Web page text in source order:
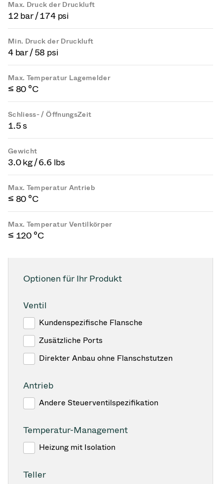
Max. Druck der Druckluft
12 bar / 174 psi
Min. Druck der Druckluft
4 bar / 58 psi
Max. Temperatur Lagemelder
≤ 80 °C
Schliess- / ÖffnungsZeit
1.5 s
Gewicht
3.0 kg / 6.6 lbs
Max. Temperatur Antrieb
≤ 80 °C
Max. Temperatur Ventilkörper
≤ 120 °C
Optionen für Ihr Produkt
Ventil
Kundenspezifische Flansche
Zusätzliche Ports
Direkter Anbau ohne Flanschstutzen
Antrieb
Andere Steuerventilspezifikation
Temperatur-Management
Heizung mit Isolation
Teller